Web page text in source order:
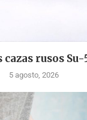
rusos Su-
5 agosto, 2026